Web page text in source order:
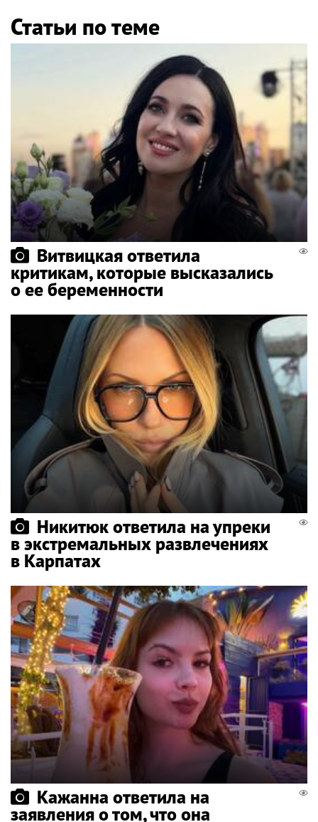
Статьи по теме
Витвицкая ответила
критикам, которые высказались
о ее беременности
Никитюк ответила на упреки
в экстремальных развлечениях
в Карпатах
Кажанна ответила на
заявления о том, что она